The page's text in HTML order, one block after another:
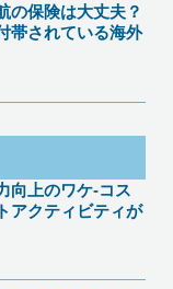
の保険は大丈夫？
帯されている海外
向上のワケ-コス
アクティビティが